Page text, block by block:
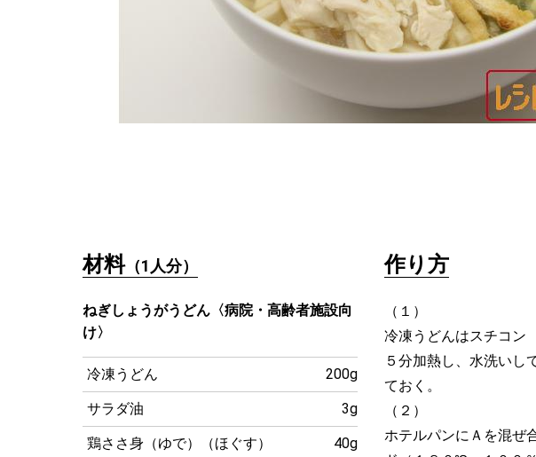
材料（1人分）
ねぎしょうがうどん〈病院・高齢者施設向
け〉
冷凍うどん 200g
サラダ油 3g
鶏ささ身（ゆで）（ほぐす） 40g
作り方
（１）
冷凍うどんはスチコ
５分加熱し、水洗いし
ておく。
（２）
ホテルパンにＡを混